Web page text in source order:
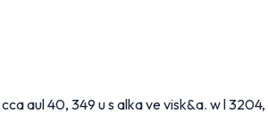
aul 40, 349 u s alka ve visk&a. w l 3204,